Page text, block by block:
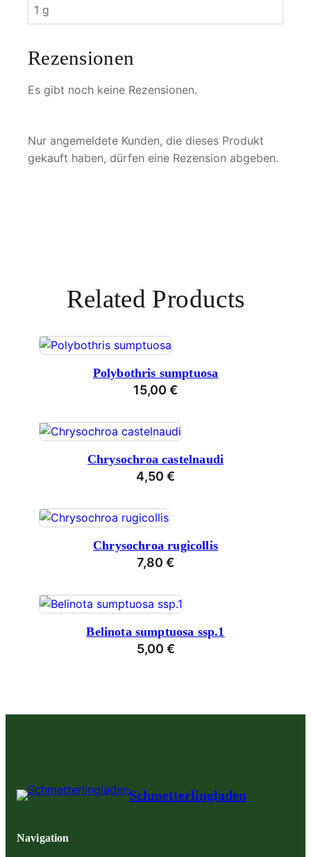
e
n
e
1 g
Rezensionen
Es gibt noch keine Rezensionen.
Nur angemeldete Kunden, die dieses Produkt
gekauft haben, dürfen eine Rezension abgeben.
Related Products
Polybothris sumptuosa
15,00 €
Chrysochroa castelnaudi
4,50 €
Chrysochroa rugicollis
7,80 €
Belinota sumptuosa ssp.1
5,00 €
Schmetterlingladen
Navigation